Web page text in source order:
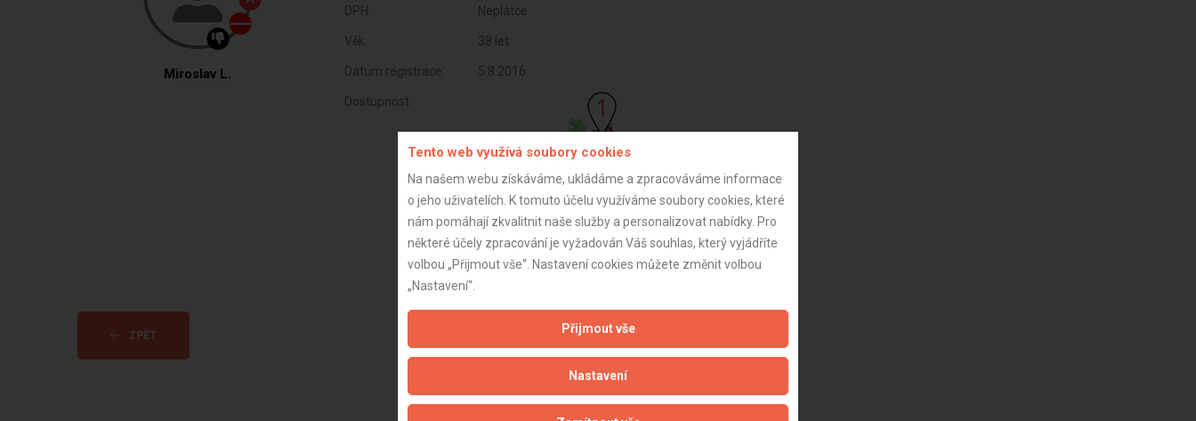
Miroslav L.
DPH: Neplátce
Věk: 38 let
Datum registrace: 5.8.2016
Dostupnost:
ZPĚT Aktualizováno z portálu ARES dne 04.01.2024 18:30:09
Tento web využívá soubory cookies
Na našem webu získáváme, ukládáme a zpracováváme informace
o jeho uživatelích. K tomuto účelu využíváme soubory cookies, které
nám pomáhají zkvalitnit naše služby a personalizovat nabídky. Pro
některé účely zpracování je vyžadován Váš souhlas, který vyjádříte
volbou „Přijmout vše“. Nastavení cookies můžete změnit volbou
„Nastavení“.
Přijmout vše
Nastavení